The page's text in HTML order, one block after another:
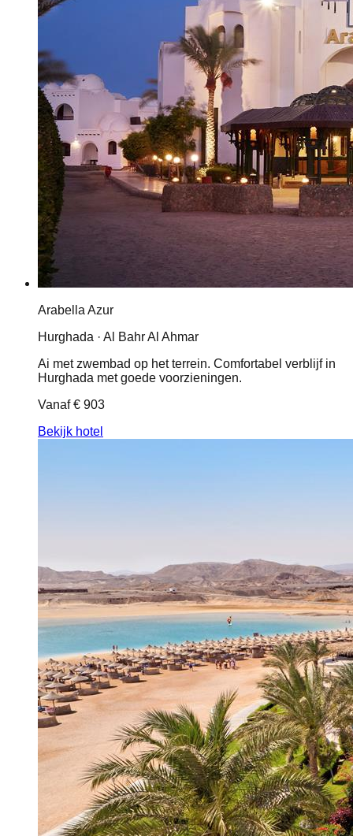
Arabella Azur
Hurghada · Al Bahr Al Ahmar
Ai met zwembad op het terrein. Comfortabel verblijf in
Hurghada met goede voorzieningen.
Vanaf€ 903
Bekijk hotel